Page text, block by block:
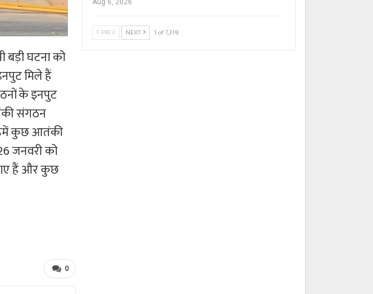
बड़ी घटना को
मिले हैं
के इनपुट
संगठन
हमें कुछ आतंकी
जनवरी को
हैं और कुछ
0
Aug 6, 2026
PREV NEXT 1 of 7,319